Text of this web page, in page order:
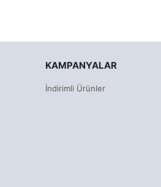
KAMPANYALAR
İndirimli Ürünler